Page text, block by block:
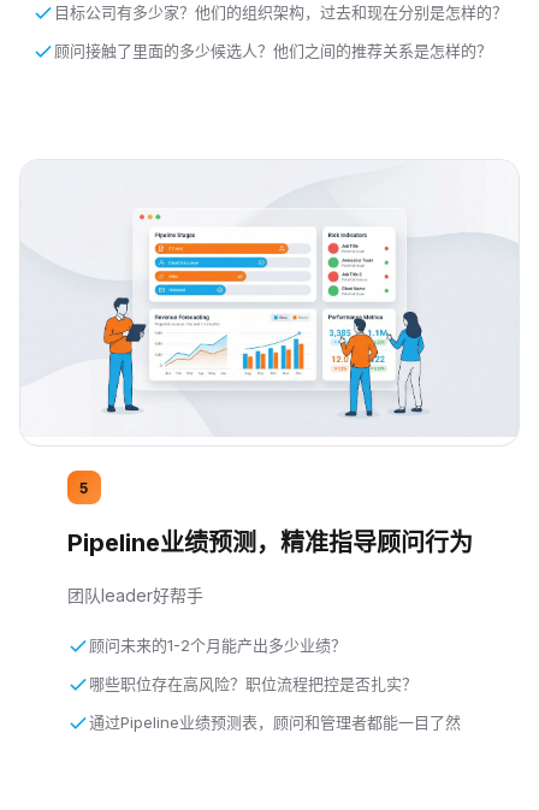
目标公司有多少家？他们的组织架构，过去和现在分别是怎样的？
顾问接触了里面的多少候选人？他们之间的推荐关系是怎样的？
5
Pipeline业绩预测，精准指导顾问行为
团队leader好帮手
顾问未来的1-2个月能产出多少业绩？
哪些职位存在高风险？职位流程把控是否扎实？
通过Pipeline业绩预测表，顾问和管理者都能一目了然